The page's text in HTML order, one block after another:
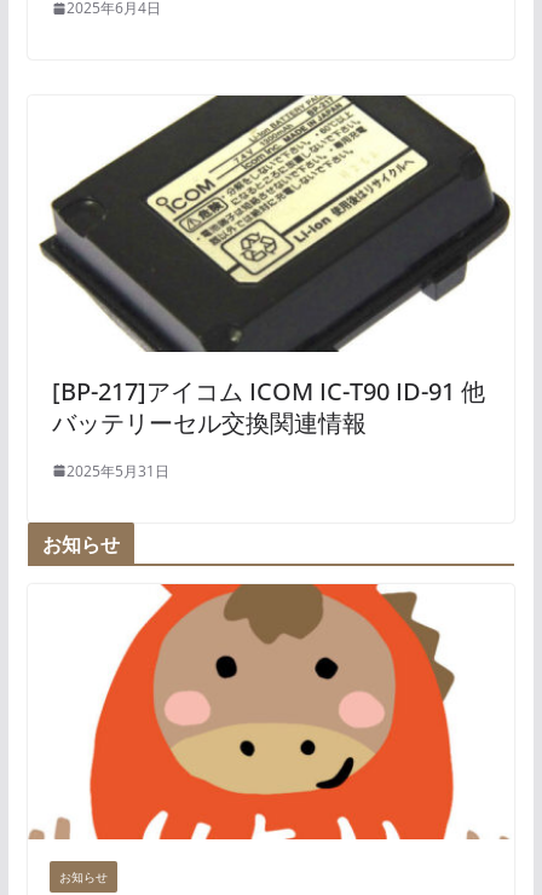
2025年6月4日
[BP-217]アイコム ICOM IC-T90 ID-91 他
バッテリーセル交換関連情報
2025年5月31日
お知らせ
お知らせ